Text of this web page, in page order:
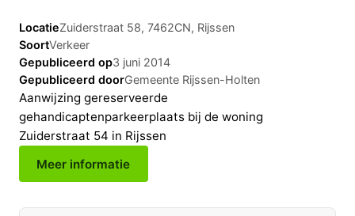
LocatieZuiderstraat 58, 7462CN, Rijssen
SoortVerkeer
Gepubliceerd op3 juni 2014
Gepubliceerd doorGemeente Rijssen-Holten
Aanwijzing gereserveerde
gehandicaptenparkeerplaats bij de woning
Zuiderstraat 54 in Rijssen
Meer informatie